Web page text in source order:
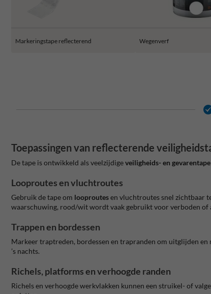
Markeringstape reflecterend Wegenverf
Toepassingen van reflecterende
De tape is ontwikkeld als veelzijdigeveiligheids- en gevarentape
Looproutes en vluchtroutes
Gebruik de tape om looproutesen vluchtroutes snel zichtbaar
waarschuwing, rood/wit wordt vaak gebruikt voor verboden of
Trappen en bordessen
Markeer traptreden, bordessen en trapranden om uitglijden
’s nachts.
Richels, platforms en verhoogde randen
Richels en verhoogde werkvlakken kunnen een struikel- of